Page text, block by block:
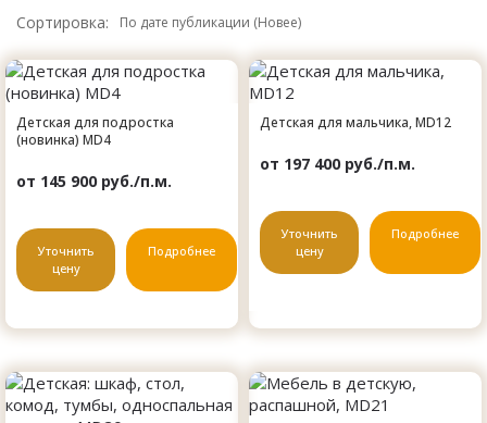
Сортировка:
Детская для подростка
(новинка) MD4
от 145 900 руб./п.м.
Уточнить
цену
Подробнее
Детская для мальчика, MD12
от 197 400 руб./п.м.
Уточнить
цену
Подробнее